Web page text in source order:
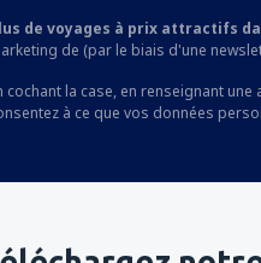
de voyages à prix attractifs
de (par le biais d'une
cochant la case, en renseignant
à ce que vos données